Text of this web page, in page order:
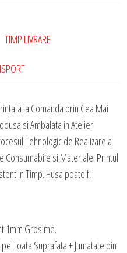
TIMP LIVRARE
la Comanda prin Cea Mai
si Ambalata in Atelier
Tehnologic de Realizare a
Consumabile si Materiale. Printul
in Timp. Husa poate fi
1mm Grosime.
Toata Suprafata + Jumatate din